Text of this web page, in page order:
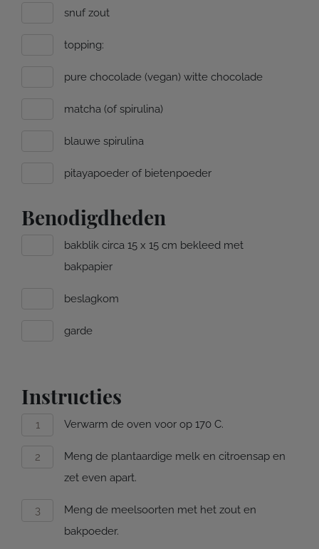
snuf zout
topping:
pure chocolade (vegan) witte chocolade
matcha (of spirulina)
blauwe spirulina
pitayapoeder of bietenpoeder
Benodigdheden
bakblik circa 15 x 15 cm bekleed met
bakpapier
beslagkom
garde
Instructies
Verwarm de oven voor op 170 C.
Meng de plantaardige melk en citroensap en
zet even apart.
Meng de meelsoorten met het zout en
bakpoeder.